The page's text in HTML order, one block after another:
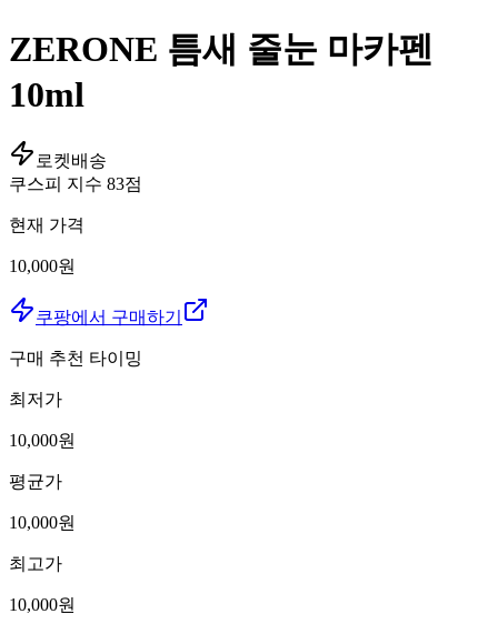
ZERONE 틈새 줄눈 마카펜
10ml
로켓배송
쿠스피 지수 83점
현재 가격
10,000원
쿠팡에서 구매하기
구매 추천 타이밍
최저가
10,000원
평균가
10,000원
최고가
10,000원